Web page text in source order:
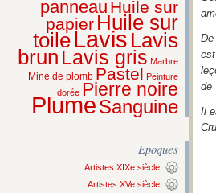
panneau Huile sur
papier Huile sur
toileLavis Lavis
brun Lavis gris Marbre
Mine de plomb Pastel Peinture
dorée Pierre noire
PlumeSanguine
Epoques
Artistes XIXe siècle
Artistes XVe siècle
de
Il